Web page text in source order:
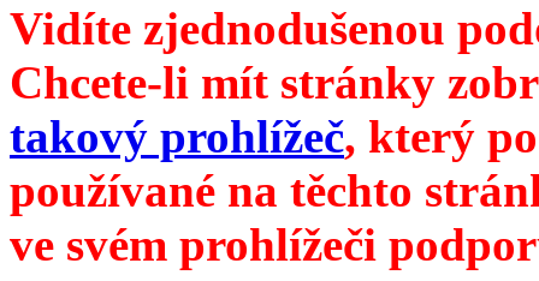
Vidíte zjednodušenou
Chcete-li mít stránky
takový prohlížeč, který
používané na těchto
ve svém prohlížeči